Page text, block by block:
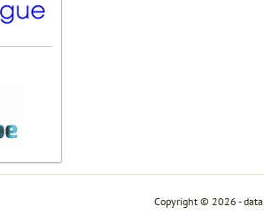
Copyright © 2026 -